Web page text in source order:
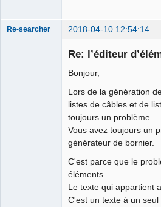
Re-searcher 2018-04-10 12:54:14
Re: l’éditeur
Bonjour,
Lors de la génération
listes de câbles et de
toujours un problème.
Vous avez toujours un
générateur de bornier.
C'est parce que le
éléments.
Le texte qui appartient
C'est un texte à un seul